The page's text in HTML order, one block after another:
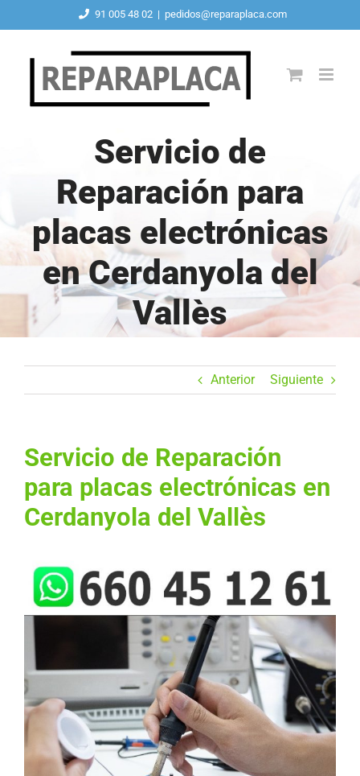
contenido
91 005 48 02 | pedidos@reparaplaca.com
Servicio de
Reparación para
placas electrónicas
en Cerdanyola del
Vallès
Anterior Siguiente
Servicio de Reparación
para placas electrónicas en
Cerdanyola del Vallès
Ver
imagen
más
grande